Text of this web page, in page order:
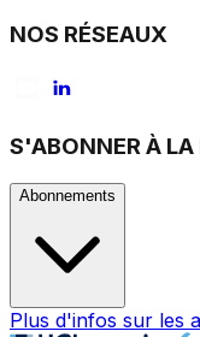
NOS RÉSEAUX
S'ABONNER À LA
Abonnements
Plus d'infos sur les